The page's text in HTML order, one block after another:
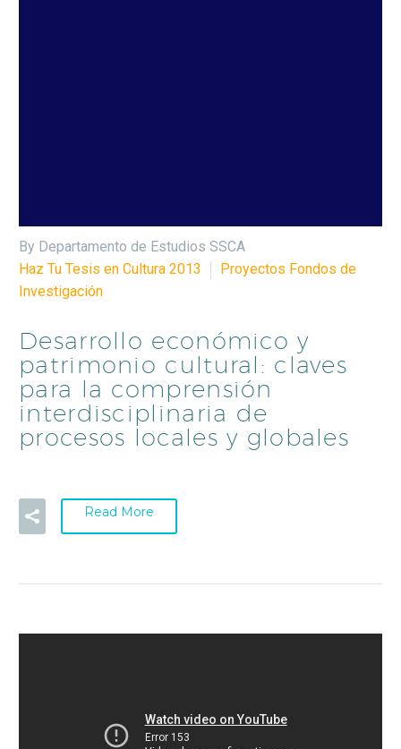
By Departamento de Estudios SSCA
Haz Tu Tesis en Cultura 2013
Proyectos Fondos de
Investigación
Desarrollo económico y
patrimonio cultural: claves
para la comprensión
interdisciplinaria de
procesos locales y globales
Read More